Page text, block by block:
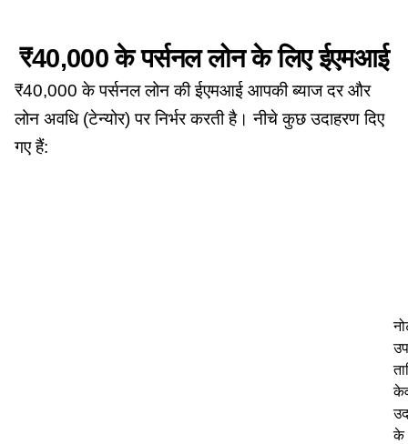
₹40,000 के पर्सनल लोन के लिए ईएमआई
₹40,000 के पर्सनल लोन की ईएमआई आपकी ब्याज दर और
लोन अवधि (टेन्योर) पर निर्भर करती है। नीचे कुछ उदाहरण दिए
गए हैं:
के